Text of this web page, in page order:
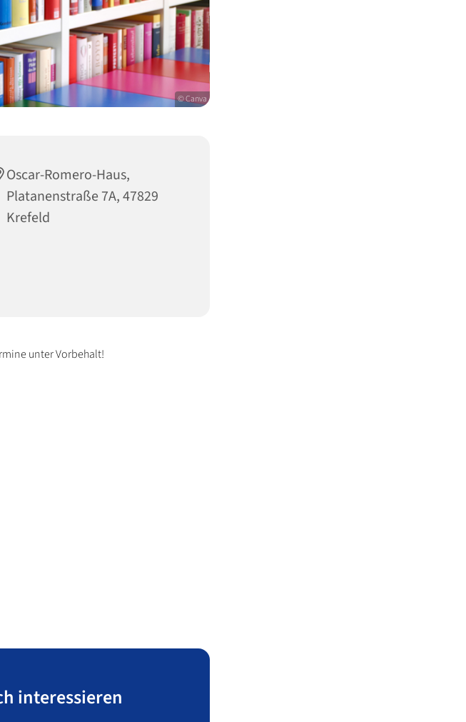
© Canva
Oscar-Romero-Haus,
Platanenstraße 7A, 47829
Krefeld
unter Vorbehalt!
interessieren